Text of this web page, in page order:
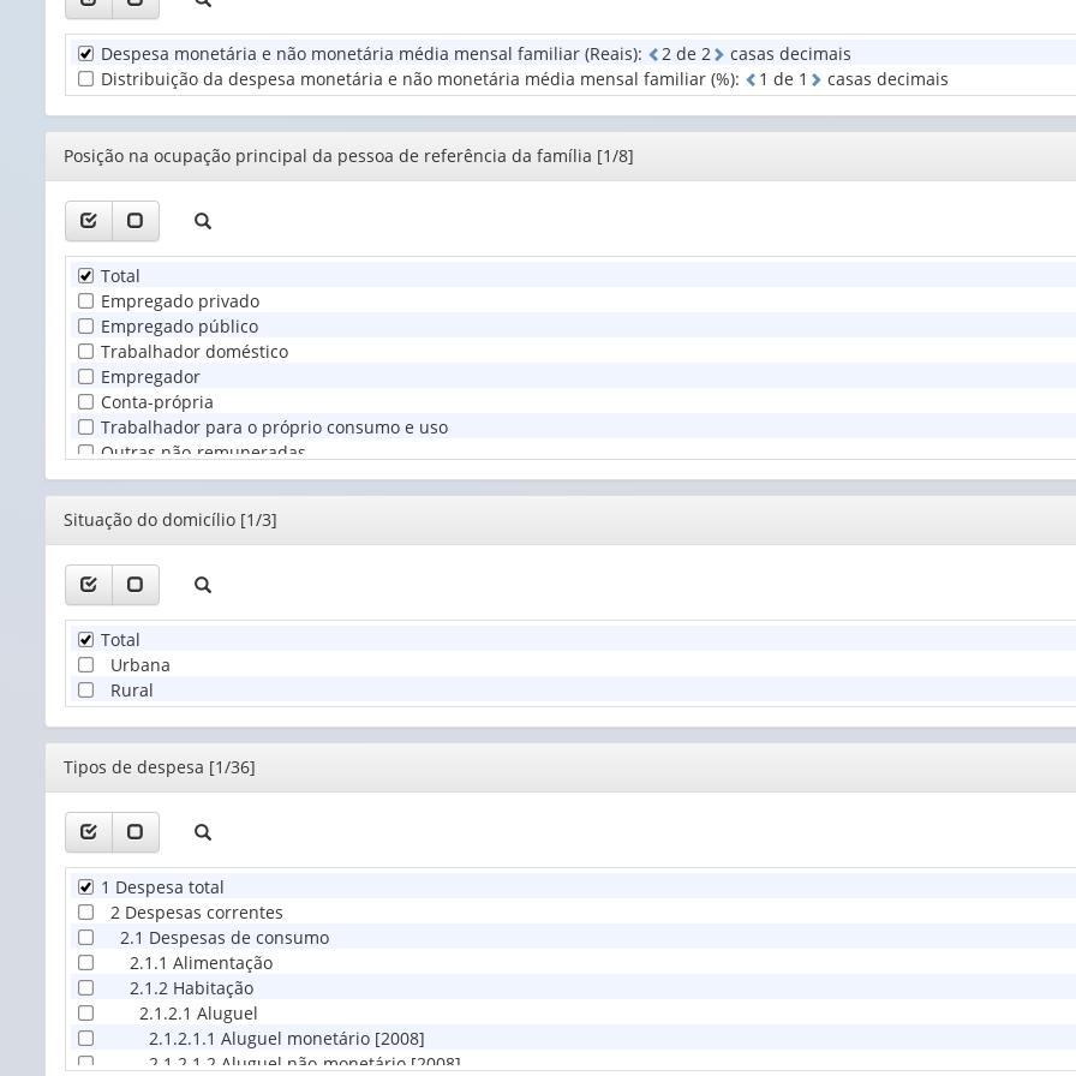
principal
da
pess...
do
(1)
Unidade
Territorial
Tipos
de
(1)
Despesa monetária e não monetária média mensal familiar (Reais): 2 de 2
casas decimais
Distribuição da despesa monetária e não monetária média mensal familiar (%): 1 de 1 casas decimais
Editor
Posição na ocupação principal da pessoa de referência da família [1/8]
Total
Empregado privado
Empregado público
Trabalhador doméstico
Empregador
Conta-própria
Trabalhador para o próprio consumo e uso
Outras não-remuneradas
Editor
Situação do domicílio [1/3]
Total
Urbana
Rural
Editor
Tipos de despesa [1/36]
1 Despesa total
2 Despesas correntes
2.1 Despesas de consumo
2.1.1 Alimentação
2.1.2 Habitação
2.1.2.1 Aluguel
2.1.2.1.1 Aluguel monetário [2008]
2.1.2.1.2 Aluguel não-monetário [2008]